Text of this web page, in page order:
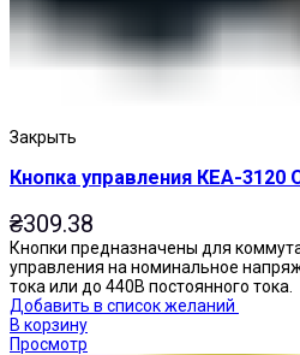
Закрыть
Кнопка управления КЕА-
₴309.38
Кнопки предназначены для
управления на номинальное
тока или до 440В постоянного тока.
Добавить в список желаний
В корзину
Просмотр